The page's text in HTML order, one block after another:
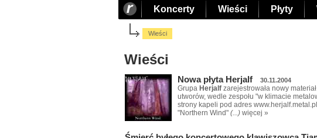
Koncerty Wieści Płyty
Wieści
Wieści
Nowa płyta Herjalf 30.11.2004
Grupa Herjalf zarejestrowała nowy
utworów, wedle zespołu "w klimacie
strony kapeli pod adres
"Northern Wind" (...) więcej »